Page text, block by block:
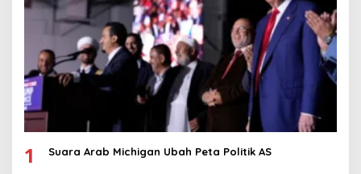
1 Suara Arab Michigan Ubah Peta Politik AS